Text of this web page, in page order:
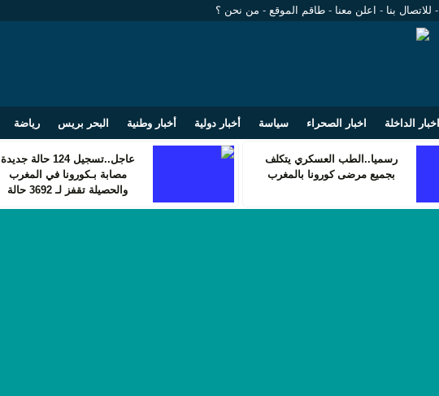
- للاتصال بنا - اعلن معنا - طاقم الموقع - من نحن ؟
اخبار الداخلة اخبار الصحراء سياسة أخبار دولية أخبار وطنية البحر بريس رياضة
رسميا..الطب العسكري يتكلف
بجميع مرضى كورونا بالمغرب
عاجل..تسجيل 124 حالة جديدة
مصابة بـكورونا في المغرب
والحصيلة تقفز لـ 3692 حالة